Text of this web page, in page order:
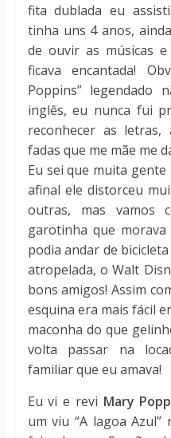
fita dublada eu
tinha uns 4 anos,
de ouvir as músicas
ficava encantada!
Poppins” legendado
inglês, eu nunca fui
reconhecer as
fadas que me mãe me
Eu sei que muita
afinal ele distorceu
outras, mas vamos
garotinha que
podia andar de
atropelada, o Walt
bons amigos! Assim
esquina era mais fácil
maconha do que
volta passar na
familiar que eu amava!
Eu vi e revi Mary
um viu “A lagoa Azul”